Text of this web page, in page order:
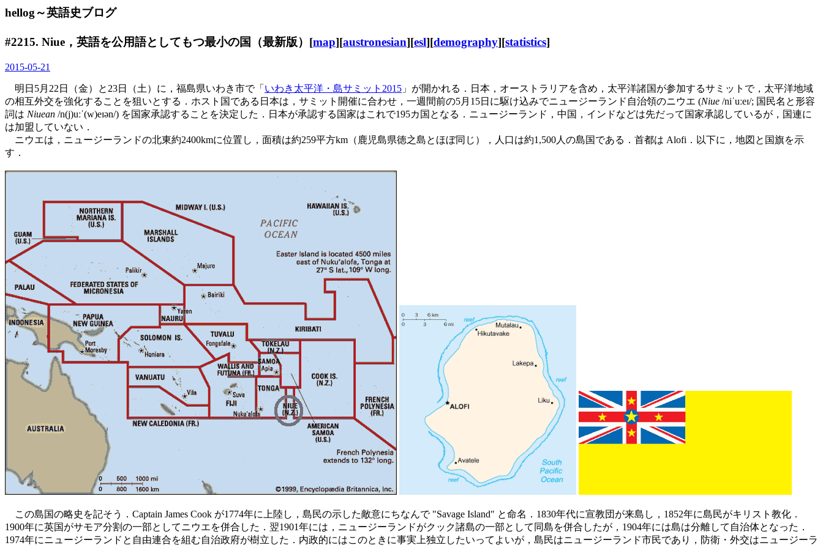
hellog～英語史ブログ
#2215. Niue，英語を公用語としてもつ最小の国（最新版）[map][austronesian][esl][demography][statistics]
2015-05-21
明日5月22日（金）と23日（土）に，福島県いわき市で「 いわき太平洋・島サミット2015 」が開かれる．日本，オーストラリアを含め，太平洋諸国が参加するサミットで，太平洋地域
の相互外交を強化することを狙いとする．ホスト国である日本は，サミット開催に合わせ，一週間前の5月15日に駆け込みでニュージーランド自治領のニウエ (Niue /niˈuːeɪ/; 国民名と形容
詞は Niuean /n(j)uːˈ(w)eɪən/) を国家承認することを決定した．日本が承認する国家はこれで195カ国となる．ニュージーランド，中国，インドなどは先だって国家承認しているが，国連に
は加盟していない．
ニウエは，ニュージーランドの北東約2400kmに位置し，面積は約259平方km（鹿児島県徳之島とほぼ同じ），人口は約1,500人の島国である．首都は Alofi．以下に，地図と国旗を示
す．
この島国の略史を記そう．Captain James Cook が1774年に上陸し，島民の示した敵意にちなんで "Savage Island" と命名．1830年代に宣教団が来島し，1852年に島民がキリスト教化．
1900年に英国がサモア分割の一部としてニウエを併合した．翌1901年には，ニュージーランドがクック諸島の一部として同島を併合したが，1904年には島は分離して自治体となった．
1974年にニュージーランドと自由連合を組む自治政府が樹立した．内政的にはこのときに事実上独立したいってよいが，島民はニュージーランド市民であり，防衛・外交はニュージーラ